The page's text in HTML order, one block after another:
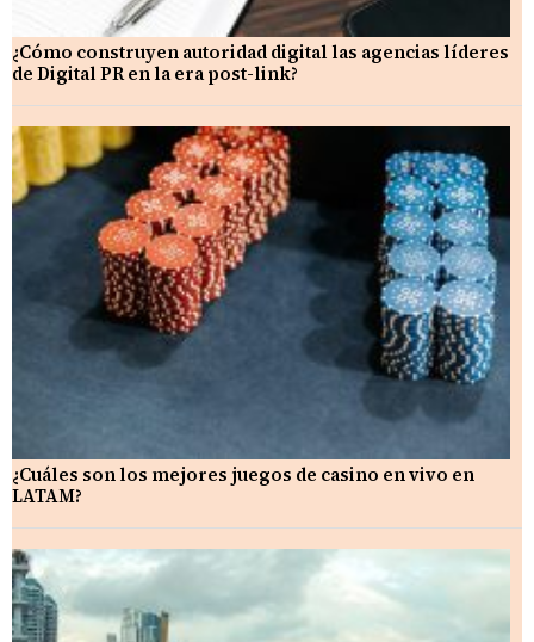
¿Cómo construyen autoridad digital las agencias líderes
de Digital PR en la era post-link?
¿Cuáles son los mejores juegos de casino en vivo en
LATAM?